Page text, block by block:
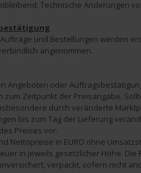
Technische Änderungen
und Bestellungen werden
angenommen.
Angeboten oder
zum Zeitpunkt der Preisangabe.
durch veränderte
bis zum Tag der Lieferung
Preises vor.
Nettopreise in EURO ohne
in jeweils gesetzlicher Höhe.
verpackt, sofern nicht